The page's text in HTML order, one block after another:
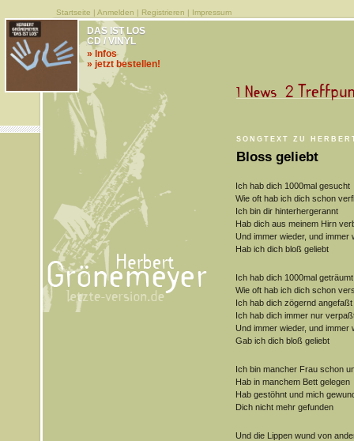
Startseite | Anmelden | Registrieren | Impressum
SONGTEXT ZU
Bloss geliebt
DAS IST LOS
CD / VINYL
» Infos
» jetzt bestellen!
Ich hab dich 1000mal gesucht
Wie oft hab ich dich schon
Ich bin dir hinterhergerannt
Hab dich aus meinem Hirn
Und immer wieder, und immer
Hab ich dich bloß geliebt
Ich hab dich 1000mal geträumt
Wie oft hab ich dich schon
Ich hab dich zögernd angefaßt
Ich hab dich immer nur
Und immer wieder, und immer
Gab ich dich bloß geliebt
Ich bin mancher Frau schon
Hab in manchem Bett gelegen
Hab gestöhnt und mich
Dich nicht mehr gefunden
Und die Lippen wund von